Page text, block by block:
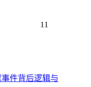
11